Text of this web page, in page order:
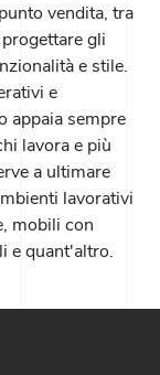
vendita, tra
gli
e stile.
e
appaia sempre
lavora e più
a ultimare
lavorativi
mobili con
e quant'altro.